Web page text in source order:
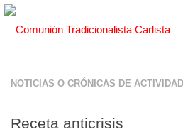
NOTICIAS O CRÓNICAS DE
Receta anticrisis